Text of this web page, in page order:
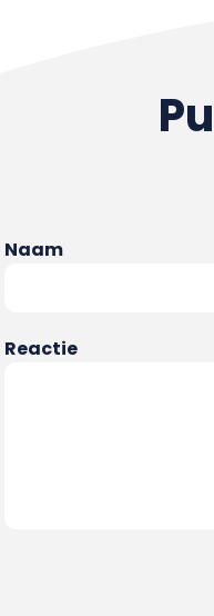
Naam
Reactie